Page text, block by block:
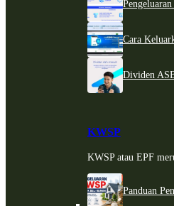
Cara
Dividen
KWSP
KWSP atau EPF
Panduan